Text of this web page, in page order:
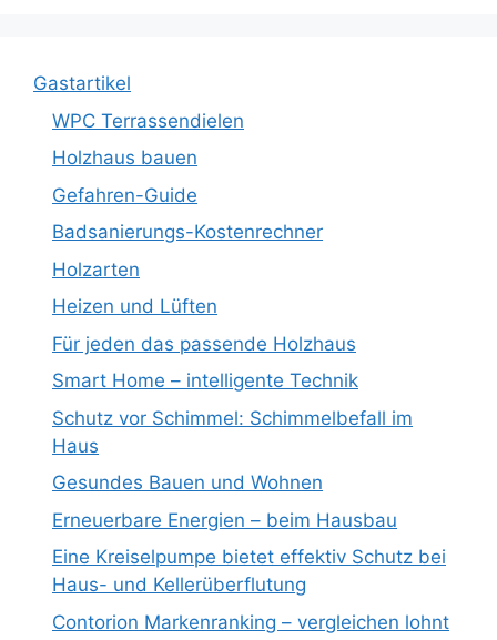
Gastartikel
WPC Terrassendielen
Holzhaus bauen
Gefahren-Guide
Badsanierungs-Kostenrechner
Holzarten
Heizen und Lüften
Für jeden das passende Holzhaus
Smart Home – intelligente Technik
Schutz vor Schimmel: Schimmelbefall im
Haus
Gesundes Bauen und Wohnen
Erneuerbare Energien – beim Hausbau
Eine Kreiselpumpe bietet effektiv Schutz bei
Haus- und Kellerüberflutung
Contorion Markenranking – vergleichen lohnt